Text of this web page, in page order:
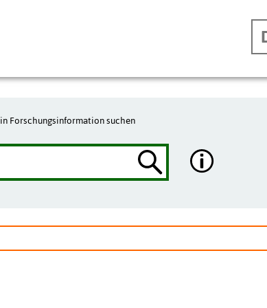
in Forschungsinformation suchen